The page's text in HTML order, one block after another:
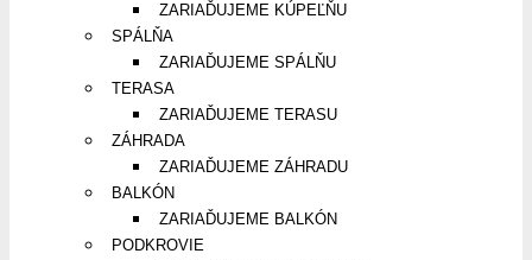
ZARIAĎUJEME KÚPEĽŇU
SPÁLŇA
ZARIAĎUJEME SPÁLŇU
TERASA
ZARIAĎUJEME TERASU
ZÁHRADA
ZARIAĎUJEME ZÁHRADU
BALKÓN
ZARIAĎUJEME BALKÓN
PODKROVIE